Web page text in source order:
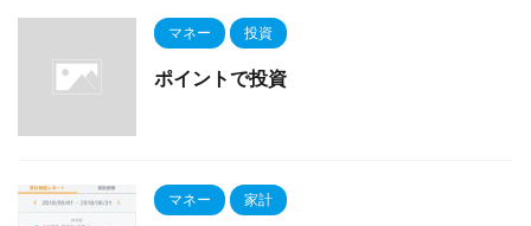
マネー 投資
ポイントで投資
マネー 家計